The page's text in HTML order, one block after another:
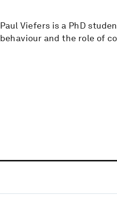
Paul Viefers is a PhD
behaviour and the role of